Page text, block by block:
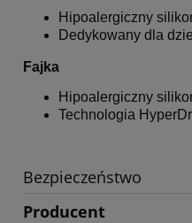
Hipoalergiczny
Dedykowany dla
Fajka
Hipoalergiczny
Technologia
Bezpieczeństwo
Producent